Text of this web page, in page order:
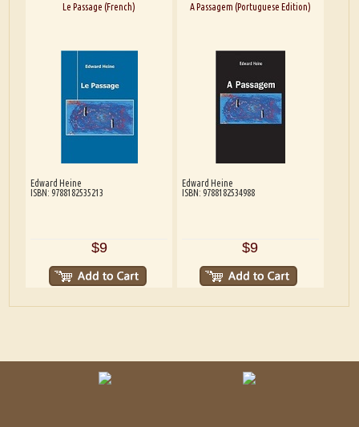
Le Passage (French)
Edward Heine
ISBN: 9788182535213
$9
A Passagem (Portuguese Edition)
Edward Heine
ISBN: 9788182534988
$9